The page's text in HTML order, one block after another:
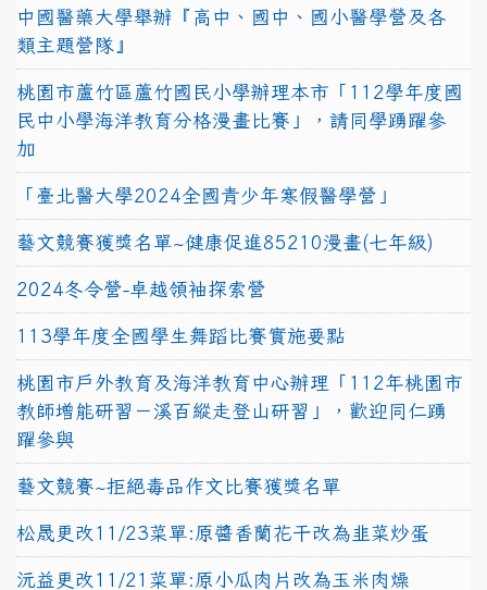
中國醫藥大學舉辦『高中、國中、國小醫學營及各
類主題營隊』
桃園市蘆竹區蘆竹國民小學辦理本市「112學年度國
民中小學海洋教育分格漫畫比賽」，請同學踴躍參
加
「臺北醫大學2024全國青少年寒假醫學營」
藝文競賽獲獎名單~健康促進85210漫畫(七年級)
2024冬令營-卓越領袖探索營
113學年度全國學生舞蹈比賽實施要點
桃園市戶外教育及海洋教育中心辦理「112年桃園市
教師增能研習－溪百縱走登山研習」，歡迎同仁踴
躍參與
藝文競賽~拒絕毒品作文比賽獲獎名單
松晟更改11/23菜單:原醬香蘭花干改為韭菜炒蛋
沅益更改11/21菜單:原小瓜肉片改為玉米肉燥